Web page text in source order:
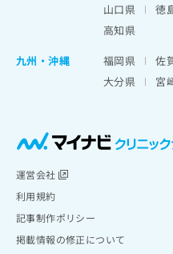
山口県
徳
高知県
九州・沖縄
福岡県 佐
大分県
宮
運営会社
利用規約
記事制作ポリシー
掲載情報の修正について